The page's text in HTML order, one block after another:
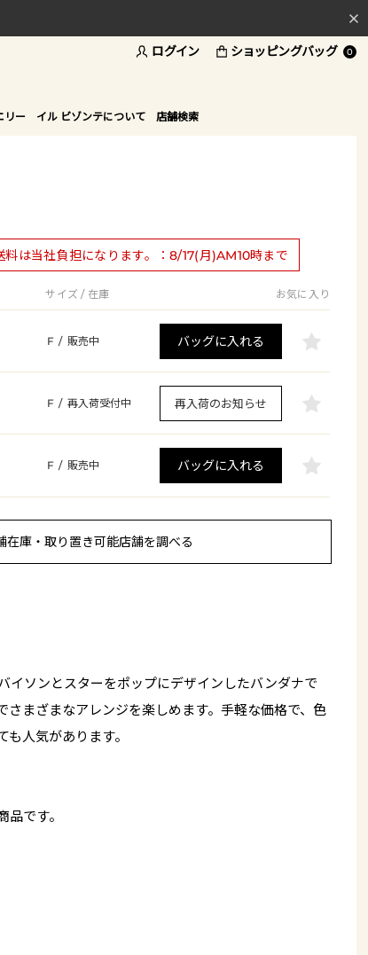
ログイン ショッピングバッグ 0
リー イル ビゾンテについて 店舗検索
料は当社負担になります。：8/17(月)AM10時まで
サイズ / 在庫 お気に入り
F / 販売中 バッグに入れる
F / 再入荷受付中 再入荷のお知らせ
F / 販売中 バッグに入れる
在庫・取り置き可能店舗を調べる
イソンとスターをポップにデザインしたバンダナで
さまざまなアレンジを楽しめます。手軽な価格で、色
人気があります。
です。